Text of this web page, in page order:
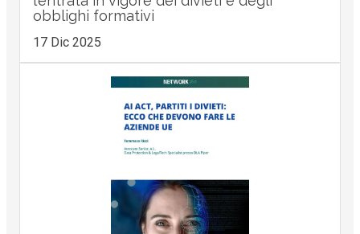
obblighi formativi
17 Dic 2025